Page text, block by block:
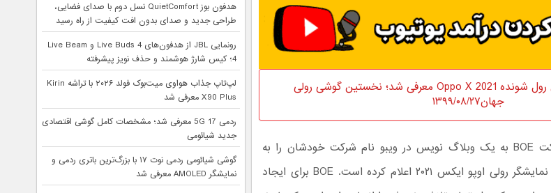
گوشی رول شونده Oppo X 2021 معرفی شد؛ نخستین گوشی رولی
جهان۱۳۹۹/۰۸/۲۷
یوان فنگ، نایب رئیس شرکت ‌‌‌BOE به یک وبلاگ نویس در ویبو نام شرکت خودشان را به
عنوان توسعه دهنده فناوری نمایشگر رولی اوپو ایکس ۲۰۲۱ اعلام کرده است. BOE برای ایجاد
هدفون بوز QuietComfort نسل دوم با صدای فضایی،
طراحی جدید و صدای بدون افت کیفیت از راه رسید
رونمایی JBL از هدفون‌های Live Buds 4 و Live Beam
4؛ کیس شارژ هوشمند و حذف نویز پیشرفته
لپ‌تاپ جذاب هواوی میت‌بوک فولد ۲۰۲۶ با تراشه Kirin
X90 Plus معرفی شد
ردمی 17 5G معرفی شد؛ مشخصات کامل گوشی اقتصادی
جدید شیائومی
گوشی شیائومی ردمی نوت ۱۷ با بزرگ‌ترین باتری ردمی و
نمایشگر AMOLED معرفی شد